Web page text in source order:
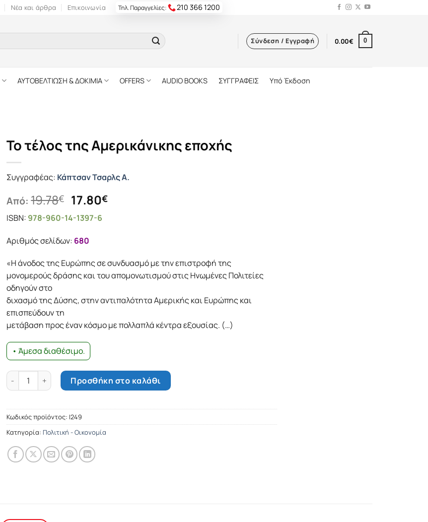
Νέα και άρθρα Επικοινωνία Τηλ. Παραγγελίες: 210 366 1200
Σύνδεση / Εγγραφή 0.00€ 0
ΑΥΤΟΒΕΛΤΙΩΣΗ & ΔΟΚΙΜΙΑ OFFERS AUDIO BOOKS ΣΥΓΓΡΑΦΕΙΣ Υπό Έκδοση
Το τέλος της Αμερικάνικης εποχής
Συγγραφέας: Κάπτσαν Τσαρλς Α.
Από:19.78€ Original
price
was:
19.78€.
17.80€Η
ISBN: 978-960-14-1397-6
Αριθμός σελίδων: 680
«H άνοδος της Ευρώπης σε συνδυασμό με την επιστροφή της
μονομερούς δράσης και του απομονωτισμού στις Ηνωμένες Πολιτείες
οδηγούν στο
διχασμό της Δύσης, στην αντιπαλότητα Αμερικής και Ευρώπης και
επισπεύδουν τη
μετάβαση προς έναν κόσμο με πολλαπλά κέντρα εξουσίας. (…)
• Άμεσα διαθέσιμο.
Το τέλος της Αμερικάνικης εποχής ποσότητα
Προσθήκη στο καλάθι
Κωδικός προϊόντος: Ι249
Κατηγορία: Πολιτική - Οικονομία